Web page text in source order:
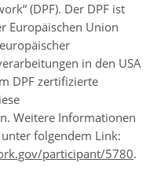
(DPF). Der DPF ist
Europäischen Union
in den USA
DPF zertifizierte
Weitere Informationen
folgendem Link:
participant/5780.